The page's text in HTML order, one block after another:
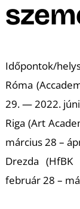
Időpontok/
Róma
29. — 2022.
Riga (Art
március 28 –
Drezda
február 28 –